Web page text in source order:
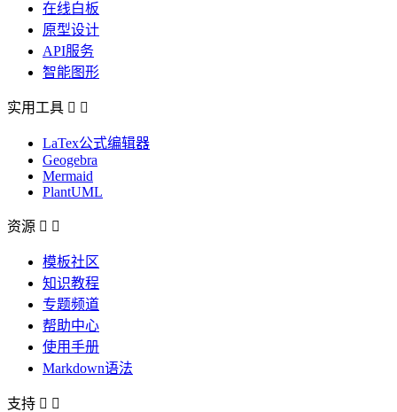
在线白板
原型设计
API服务
智能图形
实用工具  
LaTex公式编辑器
Geogebra
Mermaid
PlantUML
资源  
模板社区
知识教程
专题频道
帮助中心
使用手册
Markdown语法
支持  